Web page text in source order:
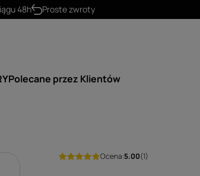
Polecane przez Klientów
Ocena:5.00(1)